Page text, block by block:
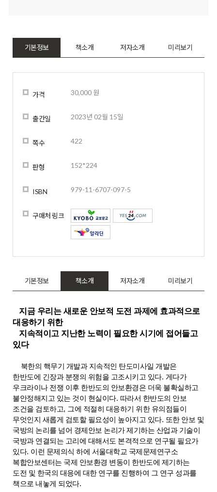
기본정보 책소개 저자소개 미리보기
가격 30,000 원
출간일 2023년 02월 15일
쪽수 422
판형 152*224
ISBN 979-11-6707-097-5
구매처 링크
기본정보 책소개 저자소개 미리보기
지금 우리는 새로운 안보적 도전 과제에 효과적으로
대응하기 위한
지속적이고 지난한 노력이 필요한 시기에 접어들고
있다
북한의 핵무기 개발과 지속적인 탄도미사일 개발은
한반도에 긴장과 분쟁의 위험을 고조시키고 있다. 게다가
우크라이나 전쟁 이후 한반도의 안보환경은 더욱 불확실하고
불안정해지고 있는 것이 현실이다. 따라서 한반도의 안보
조건을 검토하고, 그에 적절히 대응하기 위한 유의점들이
무엇인지 새롭게 검토할 필요성이 높아지고 있다. 또한 안보 및
국방의 논리를 넘어 경제안보 논리가 제기하는 산업과 기술이
국방과 연결되는 고리에 대해서도 본격적으로 연구될 필요가
있다. 이런 문제의식 하에 서울대학교 국제문제연구소
복합안보센터는 국제 안보환경 변동이 한반도에 제기하는
도전 및 한국의 대응에 대한 연구를 진행하여 그 연구 성과를
책으로 내놓게 되었다.